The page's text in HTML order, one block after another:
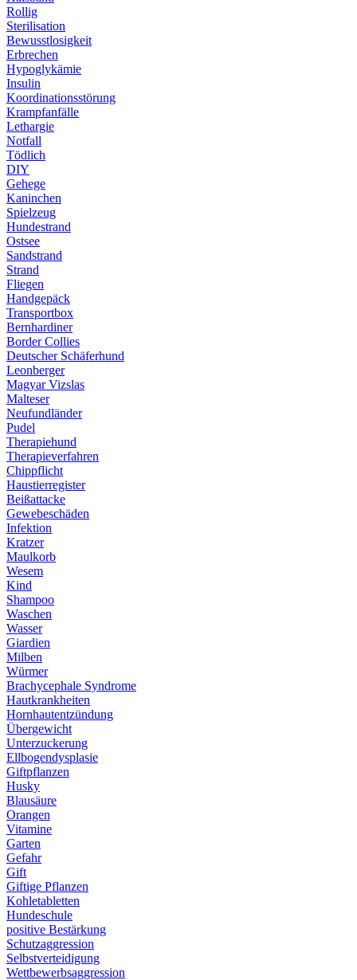
Rollig
Sterilisation
Bewusstlosigkeit
Erbrechen
Hypoglykämie
Insulin
Koordinationsstörung
Krampfanfälle
Lethargie
Notfall
Tödlich
DIY
Gehege
Kaninchen
Spielzeug
Hundestrand
Ostsee
Sandstrand
Strand
Fliegen
Handgepäck
Transportbox
Bernhardiner
Border Collies
Deutscher Schäferhund
Leonberger
Magyar Vizslas
Malteser
Neufundländer
Pudel
Therapiehund
Therapieverfahren
Chippflicht
Haustierregister
Beißattacke
Gewebeschäden
Infektion
Kratzer
Maulkorb
Wesem
Kind
Shampoo
Waschen
Wasser
Giardien
Milben
Würmer
Brachycephale Syndrome
Hautkrankheiten
Hornhautentzündung
Übergewicht
Unterzuckerung
Ellbogendysplasie
Giftpflanzen
Husky
Blausäure
Orangen
Vitamine
Garten
Gefahr
Gift
Giftige Pflanzen
Kohletabletten
Hundeschule
positive Bestärkung
Schutzaggression
Selbstverteidigung
Wettbewerbsaggression